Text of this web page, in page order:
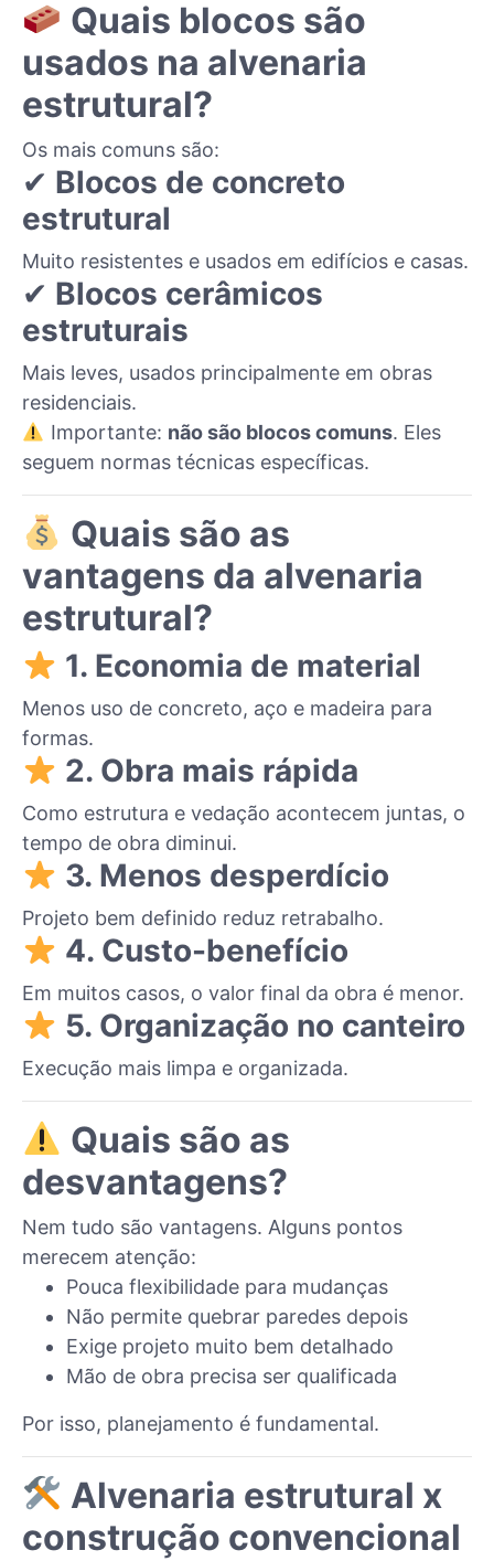
Quais blocos são
usados na alvenaria
estrutural?
Os mais comuns são:
✔ Blocos de concreto
estrutural
Muito resistentes e usados em edifícios e casas.
✔ Blocos cerâmicos
estruturais
Mais leves, usados principalmente em obras
residenciais.
Importante: não são blocos comuns. Eles
seguem normas técnicas específicas.
Quais são as
vantagens da alvenaria
estrutural?
1. Economia de material
Menos uso de concreto, aço e madeira para
formas.
2. Obra mais rápida
Como estrutura e vedação acontecem juntas, o
tempo de obra diminui.
3. Menos desperdício
Projeto bem definido reduz retrabalho.
4. Custo-benefício
Em muitos casos, o valor final da obra é menor.
5. Organização no canteiro
Execução mais limpa e organizada.
Quais são as
desvantagens?
Nem tudo são vantagens. Alguns pontos
merecem atenção:
Pouca flexibilidade para mudanças
Não permite quebrar paredes depois
Exige projeto muito bem detalhado
Mão de obra precisa ser qualificada
Por isso, planejamento é fundamental.
Alvenaria estrutural x
construção convencional